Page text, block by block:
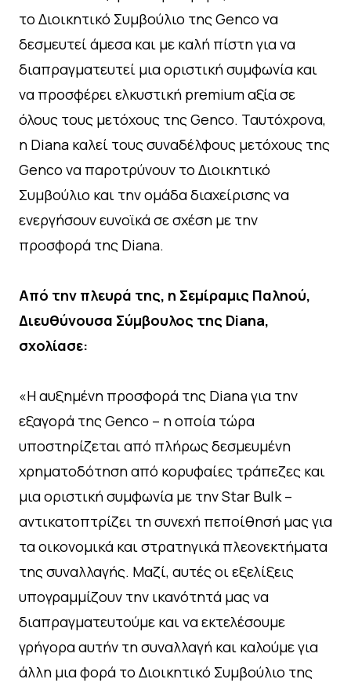
το Διοικητικό Συμβούλιο της Genco να
δεσμευτεί άμεσα και με καλή πίστη για να
διαπραγματευτεί μια οριστική συμφωνία και
να προσφέρει ελκυστική premium αξία σε
όλους τους μετόχους της Genco. Ταυτόχρονα,
η Diana καλεί τους συναδέλφους μετόχους της
Genco να παροτρύνουν το Διοικητικό
Συμβούλιο και την ομάδα διαχείρισης να
ενεργήσουν ευνοϊκά σε σχέση με την
προσφορά της Diana.
Από την πλευρά της, η Σεμίραμις Παληού,
Διευθύνουσα Σύμβουλος της Diana,
σχολίασε:
«Η αυξημένη προσφορά της Diana για την
εξαγορά της Genco – η οποία τώρα
υποστηρίζεται από πλήρως δεσμευμένη
χρηματοδότηση από κορυφαίες τράπεζες και
μια οριστική συμφωνία με την Star Bulk –
αντικατοπτρίζει τη συνεχή πεποίθησή μας για
τα οικονομικά και στρατηγικά πλεονεκτήματα
της συναλλαγής. Μαζί, αυτές οι εξελίξεις
υπογραμμίζουν την ικανότητά μας να
διαπραγματευτούμε και να εκτελέσουμε
γρήγορα αυτήν τη συναλλαγή και καλούμε για
άλλη μια φορά το Διοικητικό Συμβούλιο της